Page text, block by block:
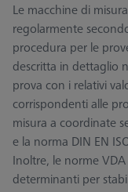
Le macchine di
regolarmente
procedura per le
descritta in dettaglio
prova con i relativi
corrispondenti alle
misura a coordinate
e la norma DIN EN
Inoltre, le norme
determinanti per